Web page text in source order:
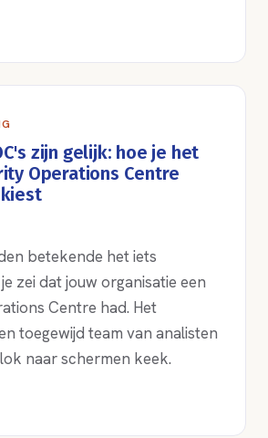
zijn gelijk: hoe je het
Operations Centre
betekende het iets
zei dat jouw organisatie een
Centre had. Het
toegewijd team van analisten
naar schermen keek.